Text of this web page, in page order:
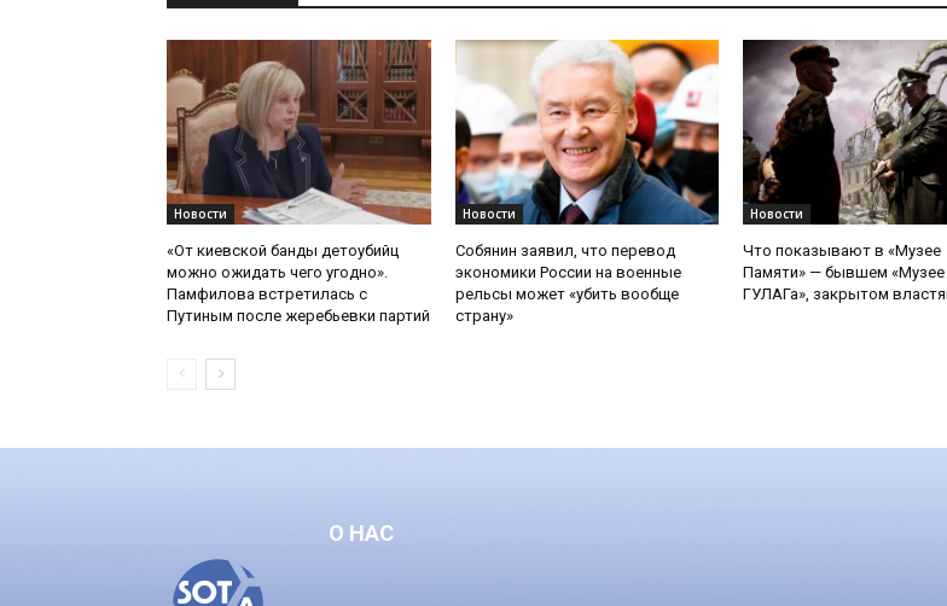
Новости
«От киевской банды детоубийц
можно ожидать чего угодно».
Памфилова встретилась с
Путиным после жеребьевки партий
Новости
Собянин заявил, что перевод
экономики России на военные
рельсы может «убить вообще
страну»
Новости
Что показывают в «Музее
Памяти» — бывшем «Музее
ГУЛАГа», закрытом
О НАС